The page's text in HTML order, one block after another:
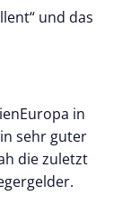
und das
in
sehr guter
die zuletzt